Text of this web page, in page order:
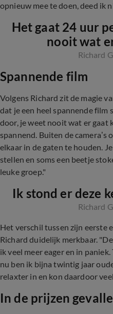
opnieuw mee te doen, deed ik
Het gaat 24 uur
nooit wat
Richard
Spannende film
Volgens Richard zit de magie
dat je een heel spannende film
door, je weet nooit wat er gaat
spannend. Buiten de camera’s
elkaar in de gaten te houden.
stellen en soms een beetje
leuke groep."
Ik stond er deze
Richard
Het verschil tussen zijn eerste
Richard duidelijk merkbaar.
ik veel meer eager en in
nu ben ik bijna twintig jaar
relaxter in en kon daardoor
In de prijzen